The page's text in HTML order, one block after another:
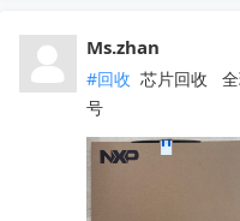
Ms.zhan
#回收 芯片回收
号